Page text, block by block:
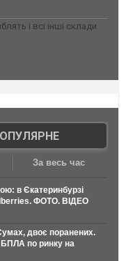
і всі інші склади
За весь час
в Єкатеринбурзі
ФОТО. ВІДЕО
двоє поранених.
БПЛА по ринку на